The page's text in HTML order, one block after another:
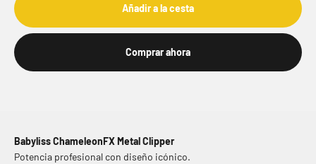
Añadir a la cesta
Comprar ahora
Babyliss ChameleonFX Metal Clipper
Potencia profesional con diseño icónico.